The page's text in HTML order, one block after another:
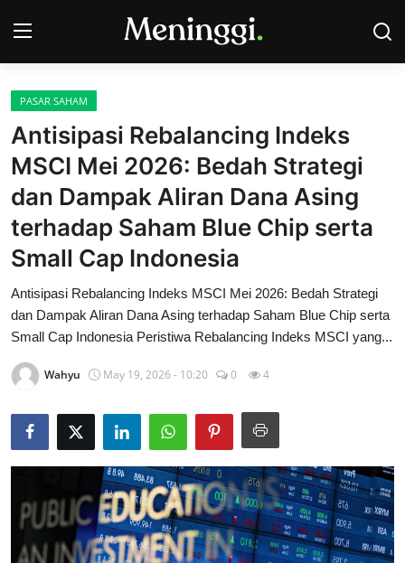
Contact
Pasar Saham
Bisnis
Industri
Korporasi
Kripto
Obligasi & Reksadana
Rekomendasi
PASAR SAHAM
Antisipasi Rebalancing Indeks
MSCI Mei 2026: Bedah Strategi
dan Dampak Aliran Dana Asing
terhadap Saham Blue Chip serta
Small Cap Indonesia
Antisipasi Rebalancing Indeks MSCI Mei 2026: Bedah Strategi
dan Dampak Aliran Dana Asing terhadap Saham Blue Chip serta
Small Cap Indonesia Peristiwa Rebalancing Indeks MSCI yang...
Wahyu May 19, 2026 - 10:20 0 4